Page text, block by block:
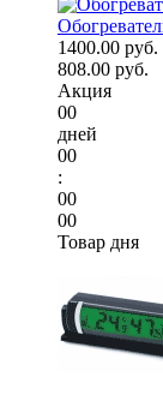
1400.00 руб.
808.00 руб.
Акция
00
дней
00
:
00
00
Товар дня